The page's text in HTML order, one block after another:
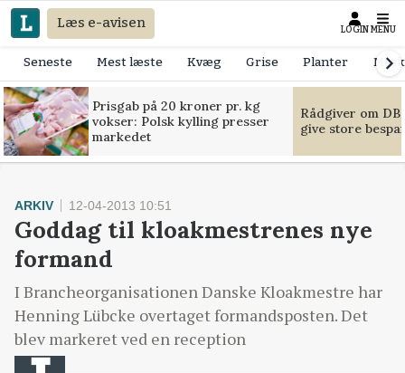
Læs e-avisen LOGIN MENU
Seneste Mest læste Kvæg Grise Planter
Prisgab på 20 kroner pr. kg
vokser: Polsk kylling presser
markedet
Rådgiver om
give store
ARKIV 12-04-2013 10:51
Goddag til kloakmestrenes nye
formand
I Brancheorganisationen Danske Kloakmestre har
Henning Lübcke overtaget formandsposten. Det
blev markeret ved en reception